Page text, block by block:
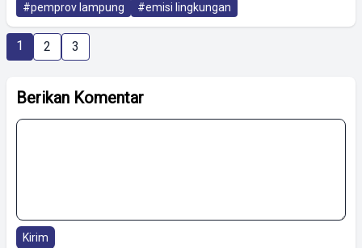
#pemprov lampung
#emisi lingkungan
1 2 3
Berikan Komentar
Kirim